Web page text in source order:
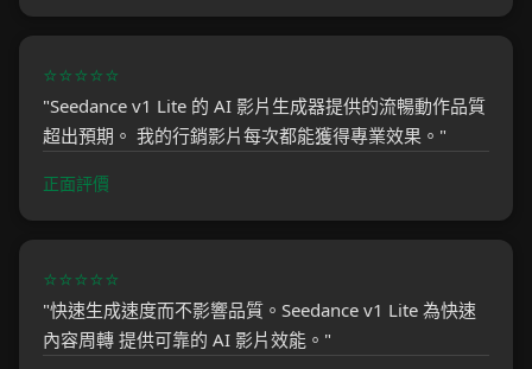
⭐⭐⭐⭐⭐
"Seedance v1 Lite 的 AI 影片生成器提供的流暢動作品質
超出預期。 我的行銷影片每次都能獲得專業效果。"
正面評價
⭐⭐⭐⭐⭐
"快速生成速度而不影響品質。Seedance v1 Lite 為快速
內容周轉 提供可靠的 AI 影片效能。"